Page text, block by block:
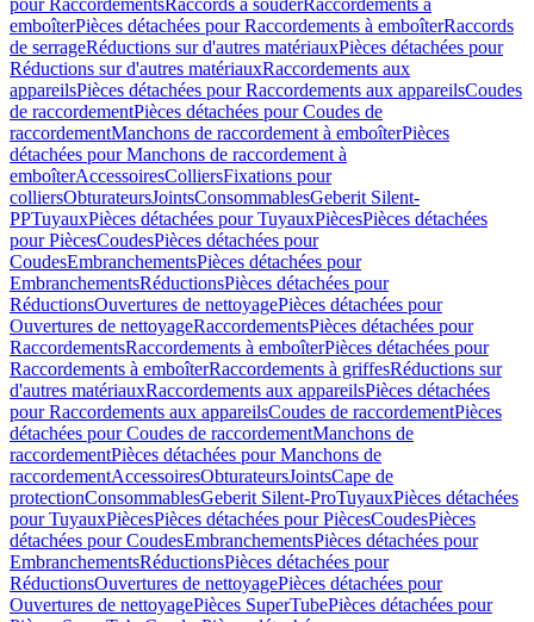
pour RaccordementsRaccords à souderRaccordements à
emboîterPièces détachées pour Raccordements à emboîterRaccords
de serrageRéductions sur d'autres matériauxPièces détachées pour
Réductions sur d'autres matériauxRaccordements aux
appareilsPièces détachées pour Raccordements aux appareilsCoudes
de raccordementPièces détachées pour Coudes de
raccordementManchons de raccordement à emboîterPièces
détachées pour Manchons de raccordement à
emboîterAccessoiresColliersFixations pour
colliersObturateursJointsConsommablesGeberit Silent-
PPTuyauxPièces détachées pour TuyauxPiècesPièces détachées
pour PiècesCoudesPièces détachées pour
CoudesEmbranchementsPièces détachées pour
EmbranchementsRéductionsPièces détachées pour
RéductionsOuvertures de nettoyagePièces détachées pour
Ouvertures de nettoyageRaccordementsPièces détachées pour
RaccordementsRaccordements à emboîterPièces détachées pour
Raccordements à emboîterRaccordements à griffesRéductions sur
d'autres matériauxRaccordements aux appareilsPièces détachées
pour Raccordements aux appareilsCoudes de raccordementPièces
détachées pour Coudes de raccordementManchons de
raccordementPièces détachées pour Manchons de
raccordementAccessoiresObturateursJointsCape de
protectionConsommablesGeberit Silent-ProTuyauxPièces détachées
pour TuyauxPiècesPièces détachées pour PiècesCoudesPièces
détachées pour CoudesEmbranchementsPièces détachées pour
EmbranchementsRéductionsPièces détachées pour
RéductionsOuvertures de nettoyagePièces détachées pour
Ouvertures de nettoyagePièces SuperTubePièces détachées pour